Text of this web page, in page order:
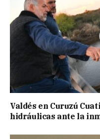
Valdés en Curuzú
hidráulicas ante la